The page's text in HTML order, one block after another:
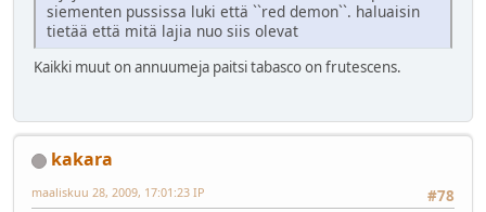
siementen pussissa luki että ``red demon``. haluaisin
tietää että mitä lajia nuo siis olevat
Kaikki muut on annuumeja paitsi tabasco on frutescens.
kakara
#78
maaliskuu 28, 2009, 17:01:23 IP